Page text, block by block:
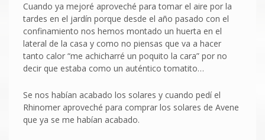
Cuando ya mejoré aproveché para tomar el aire por la
tardes en el jardín porque desde el año pasado con el
confinamiento nos hemos montado un huerta en el
lateral de la casa y como no piensas que va a hacer
tanto calor “me achicharré un poquito la cara” por no
decir que estaba como un auténtico tomatito…
Se nos habían acabado los solares y cuando pedí el
Rhinomer aproveché para comprar los solares de Avene
que ya se me habían acabado.